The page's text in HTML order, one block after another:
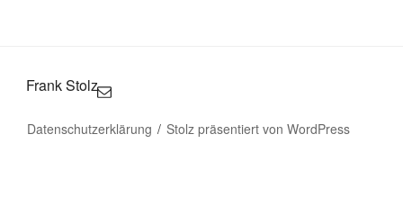
Frank Stolz
Datenschutzerklärung Stolz präsentiert von WordPress